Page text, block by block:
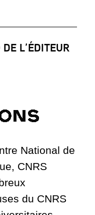
L’ÉDITEUR
National de
CNRS
du CNRS